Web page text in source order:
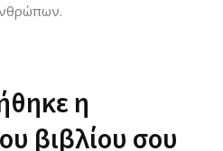
η
βιβλίου σου